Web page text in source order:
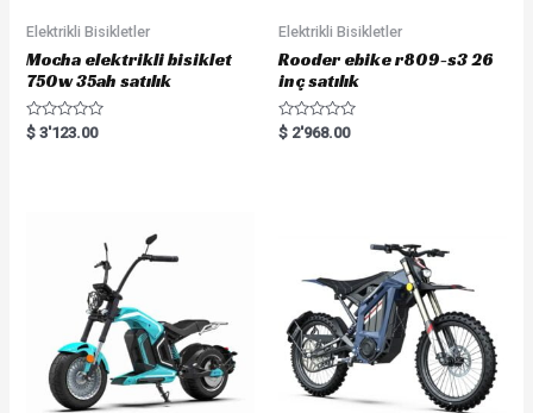
Elektrikli Bisikletler
Mocha elektrikli bisiklet
750w 35ah satılık
R
a
$ 3'123.00
Elektrikli Bisikletler
Rooder ebike r809-s3 26
inç satılık
R
a
$ 2'968.00